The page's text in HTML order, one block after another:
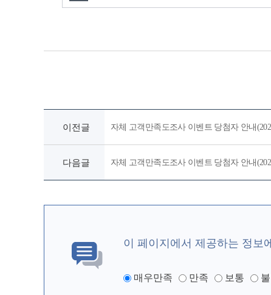
이전글 자체 고객만족도조사 이벤트 당첨자 안내
다음글 자체 고객만족도조사 이벤트 당첨자 안내
이 페이지에서 제공하는 정보
매우만족 만족 보통